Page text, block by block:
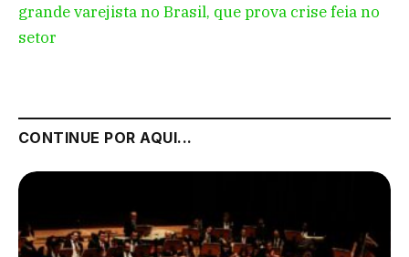
grande varejista no Brasil, que prova crise feia no
setor
CONTINUE POR AQUI...